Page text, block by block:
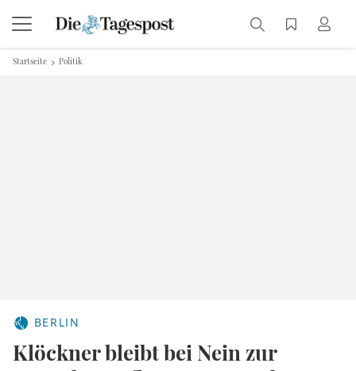
Startseite Politik
BERLIN
Klöckner bleibt bei Nein zur